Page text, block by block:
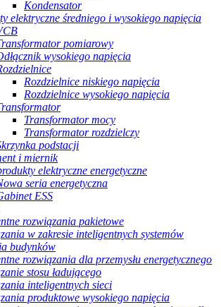
Kondensator
elektryczne średniego i wysokiego napięcia
pomiarowy
wysokiego napięcia
Rozdzielnice niskiego napięcia
Rozdzielnice wysokiego napięcia
Transformator mocy
Transformator rozdzielczy
podstacji
i miernik
elektryczne energetyczne
seria energetyczna
ESS
rozwiązania pakietowe
w zakresie inteligentnych systemów
budynków
rozwiązania dla przemysłu energetycznego
stosu ładującego
inteligentnych sieci
produktowe wysokiego napięcia